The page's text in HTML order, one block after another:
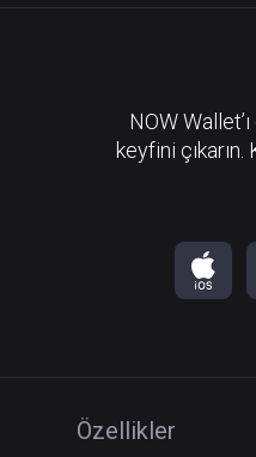
NOW
keyfini
Özellikler